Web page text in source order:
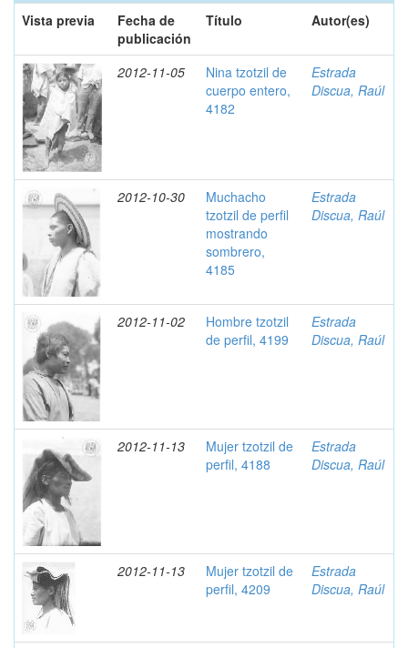
Vista previa
Fecha de
publicación
Título Autor(es)
2012-11-05
Nina tzotzil de
cuerpo entero,
4182
Estrada
Discua, Raúl
2012-10-30
Muchacho
tzotzil de perfil
mostrando
sombrero,
4185
Estrada
Discua, Raúl
2012-11-02
Hombre tzotzil
de perfil, 4199
Estrada
Discua, Raúl
2012-11-13
Mujer tzotzil de
perfil, 4188
Estrada
Discua, Raúl
2012-11-13
Mujer tzotzil de
perfil, 4209
Estrada
Discua, Raúl